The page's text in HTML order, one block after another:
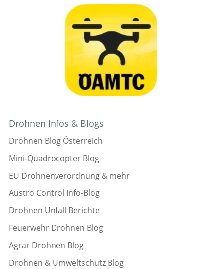
Drohnen Infos & Blogs
Drohnen Blog Österreich
Mini-Quadrocopter Blog
EU Drohnenverordnung & mehr
Austro Control Info-Blog
Drohnen Unfall Berichte
Feuerwehr Drohnen Blog
Agrar Drohnen Blog
Drohnen & Umweltschutz Blog